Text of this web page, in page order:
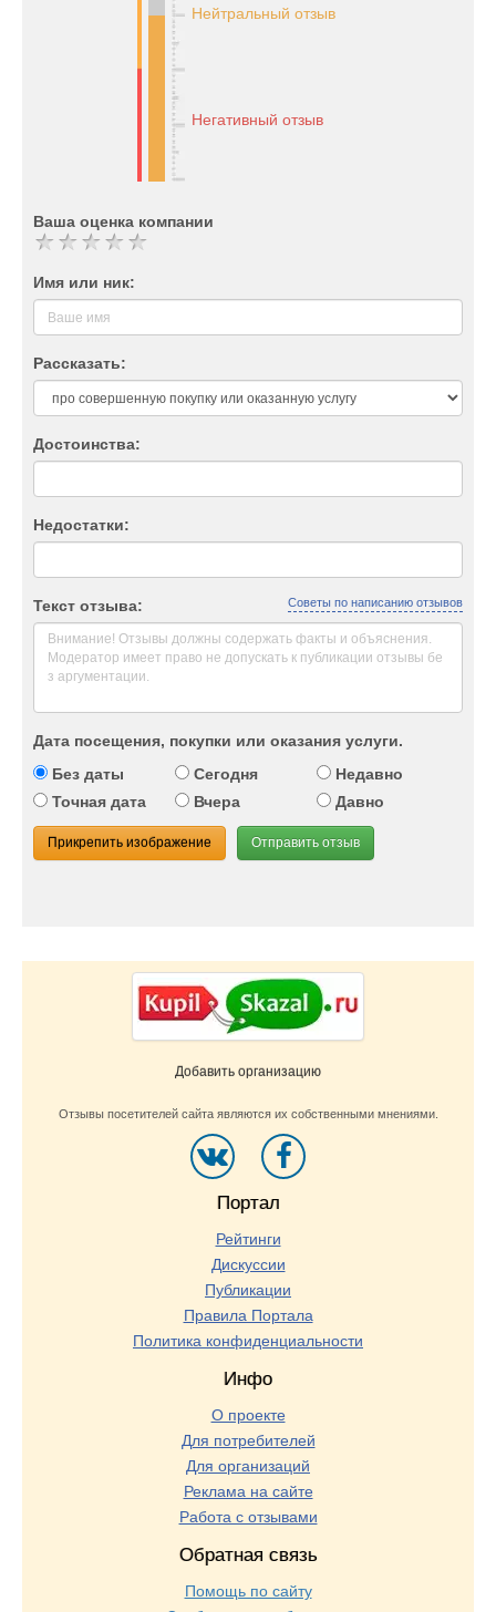
Нейтральный отзыв
Негативный отзыв
Ваша оценка компании
Имя или ник:
Рассказать:
Достоинства:
Недостатки:
Текст отзыва: Советы по написанию отзывов
Дата посещения, покупки или оказания услуги.
Без даты
Сегодня
Недавно
Точная дата
Вчера Давно
Прикрепить изображение Отправить отзыв
Добавить организацию
Отзывы посетителей сайта являются их собственными мнениями.
Портал
Рейтинги
Дискуссии
Публикации
Правила Портала
Политика конфиденциальности
Инфо
О проекте
Для потребителей
Для организаций
Реклама на сайте
Работа с отзывами
Обратная связь
Помощь по сайту